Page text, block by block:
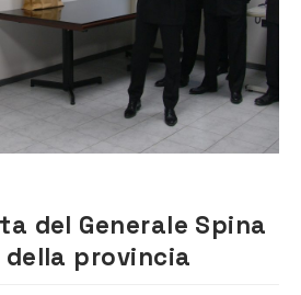
del Generale Spina
provincia